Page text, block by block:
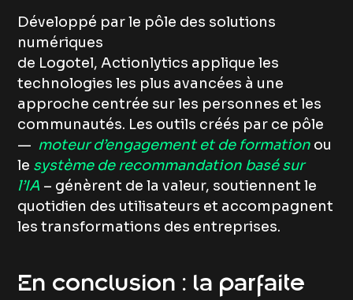
Développé par le pôle des solutions
numériques
de Logotel, Actionlytics applique les
technologies les plus avancées à une
approche centrée sur les personnes et les
communautés. Les outils créés par ce pôle
— moteur d’engagement et de formation ou
le système de recommandation basé sur
l’IA – génèrent de la valeur, soutiennent le
quotidien des utilisateurs et accompagnent
les transformations des entreprises.
En conclusion : la parfaite